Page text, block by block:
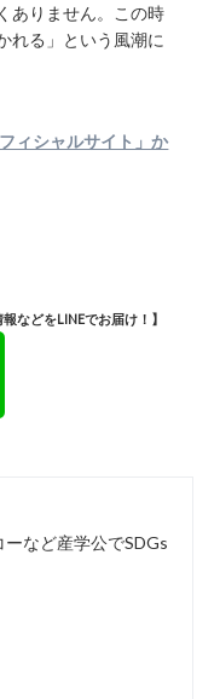
ありません。この時
れる」という風潮に
ィシャルサイト」か
などをLINEでお届け！】
など産学公でSDGs